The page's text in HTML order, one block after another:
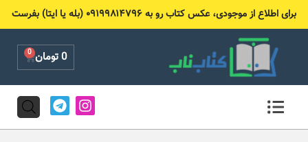
برای اطلاع از موجودی، عکس کتاب رو به ۰۹۱۹۹۸۱۴۷۹۶ (بله یا ایتا) بفرست
0تومان 0
Cart
I
n
s
T
e
l